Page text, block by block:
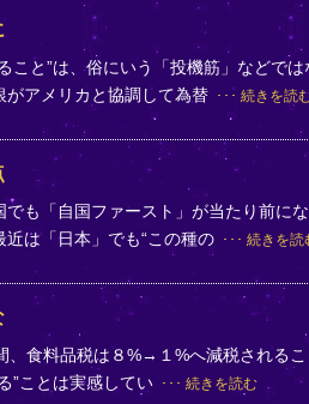
こと”は、俗にいう「投機筋」などで
アメリカと協調して為替
続きを読
も「自国ファースト」が当たり前に
は「日本」でも“この種の
続きを読
食料品税は８%→１%へ減税されるこ
”ことは実感してい
続きを読む